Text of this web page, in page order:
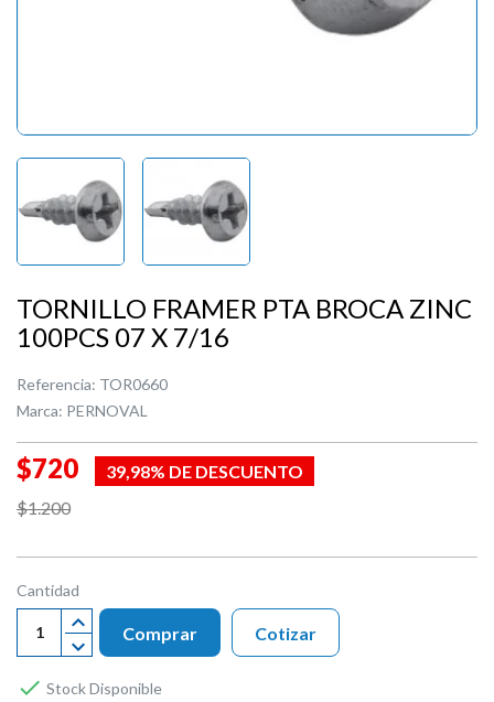
TORNILLO FRAMER PTA BROCA ZINC
100PCS 07 X 7/16
Referencia: TOR0660
Marca: PERNOVAL
$720
39,98% DE DESCUENTO
$1.200
Cantidad
Comprar
 Stock Disponible
Cotizar